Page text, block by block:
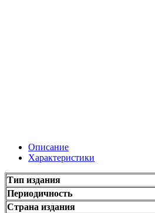
Описание
Характеристики
Тип издания
Периодичность
Страна издания